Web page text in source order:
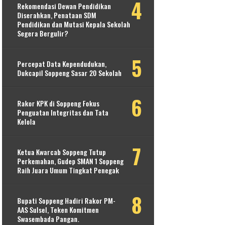
Rekomendasi Dewan Pendidikan
Diserahkan, Penataan SDM
Pendidikan dan Mutasi Kepala Sekolah
Segera Bergulir?
Percepat Data Kependudukan,
Dukcapil Soppeng Sasar 20 Sekolah
Rakor KPK di Soppeng Fokus
Penguatan Integritas dan Tata
Kelola
Ketua Kwarcab Soppeng Tutup
Perkemahan, Gudep SMAN 1 Soppeng
Raih Juara Umum Tingkat Penegak
Bupati Soppeng Hadiri Rakor PM-
AAS Sulsel, Teken Komitmen
Swasembada Pangan.